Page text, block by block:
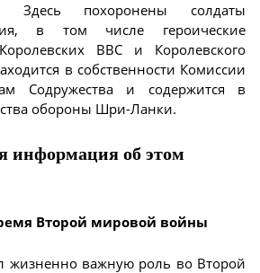
Здесь похоронены солдаты
в том числе героические
ВВС и Королевского
в собственности Комиссии
Содружества и содержится в
обороны Шри-Ланки.
информация об этом
Второй мировой войны
жизненно важную роль во Второй